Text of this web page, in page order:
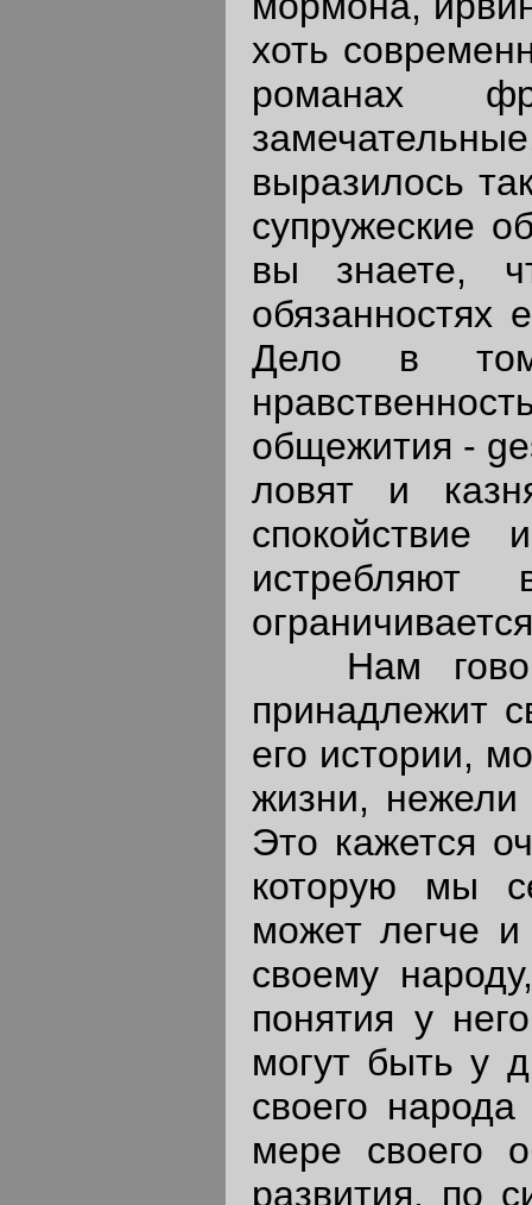
хоть
романах
выразилось
супружеские
вы знаете,
обязанностях
Дело в
общежития -
ловят и
Нам
принадлежит
его истории,
жизни, нежели
Это кажется
которую мы
может легче и
своему
понятия у
могут быть у
своего
мере своего
развития, по